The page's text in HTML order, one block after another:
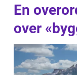
En
over